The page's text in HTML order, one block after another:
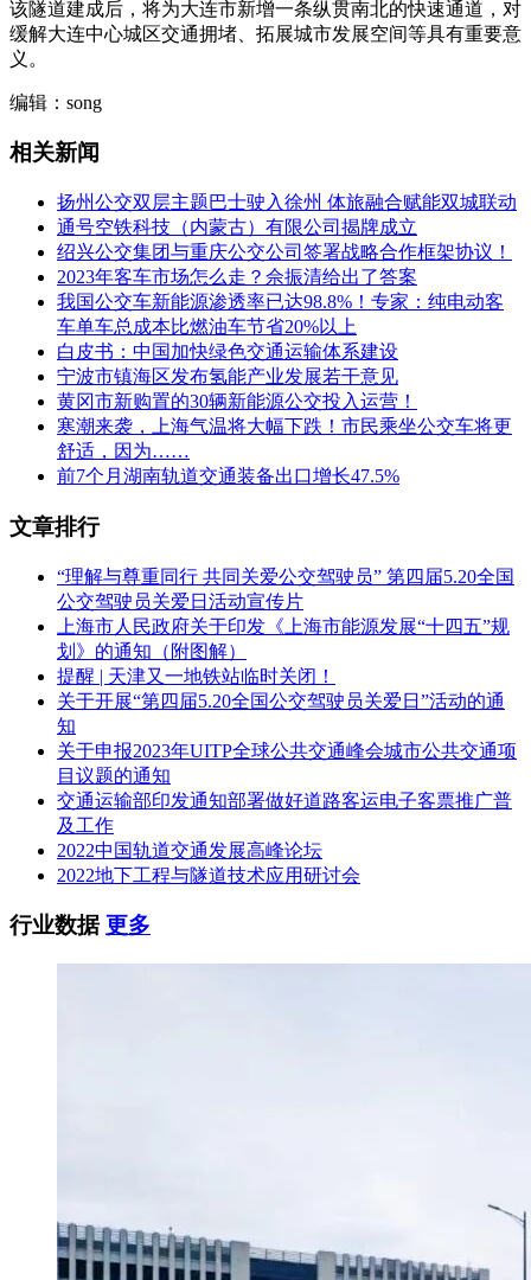
该隧道建成后，将为大连市新增一条纵贯南北的快速通道，对
缓解大连中心城区交通拥堵、拓展城市发展空间等具有重要意
义。
编辑：song
相关新闻
扬州公交双层主题巴士驶入徐州 体旅融合赋能双城联动
通号空铁科技（内蒙古）有限公司揭牌成立
绍兴公交集团与重庆公交公司签署战略合作框架协议！
2023年客车市场怎么走？佘振清给出了答案
我国公交车新能源渗透率已达98.8%！专家：纯电动客
车单车总成本比燃油车节省20%以上
白皮书：中国加快绿色交通运输体系建设
宁波市镇海区发布氢能产业发展若干意见
黄冈市新购置的30辆新能源公交投入运营！
寒潮来袭，上海气温将大幅下跌！市民乘坐公交车将更
舒适，因为……
前7个月湖南轨道交通装备出口增长47.5%
文章排行
“理解与尊重同行 共同关爱公交驾驶员” 第四届5.20全国
公交驾驶员关爱日活动宣传片
上海市人民政府关于印发《上海市能源发展“十四五”规
划》的通知（附图解）
提醒 | 天津又一地铁站临时关闭！
关于开展“第四届5.20全国公交驾驶员关爱日”活动的通
知
关于申报2023年UITP全球公共交通峰会城市公共交通项
目议题的通知
交通运输部印发通知部署做好道路客运电子客票推广普
及工作
2022中国轨道交通发展高峰论坛
2022地下工程与隧道技术应用研讨会
行业数据更多